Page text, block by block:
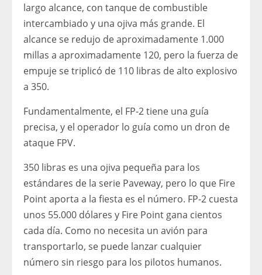
largo alcance, con tanque de combustible
intercambiado y una ojiva más grande. El
alcance se redujo de aproximadamente 1.000
millas a aproximadamente 120, pero la fuerza de
empuje se triplicó de 110 libras de alto explosivo
a 350.
Fundamentalmente, el FP-2 tiene una guía
precisa, y el operador lo guía como un dron de
ataque FPV.
350 libras es una ojiva pequeña para los
estándares de la serie Paveway, pero lo que Fire
Point aporta a la fiesta es el número. FP-2 cuesta
unos 55.000 dólares y Fire Point gana cientos
cada día. Como no necesita un avión para
transportarlo, se puede lanzar cualquier
número sin riesgo para los pilotos humanos.